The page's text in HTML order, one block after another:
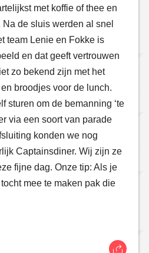
met koffie of thee en
de sluis werden al snel
team Lenie en Fokke is
en dat geeft vertrouwen
zo bekend zijn met het
broodjes voor de lunch.
sturen om de bemanning ‘te
via een soort van parade
konden we nog
Captainsdiner. Wij zijn ze
fijne dag. Onze tip: Als je
mee te maken pak die